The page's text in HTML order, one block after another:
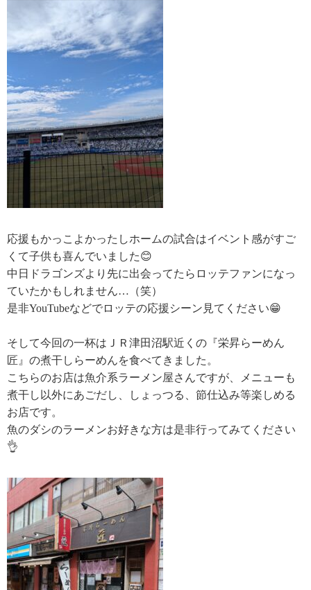
応援もかっこよかったしホームの試合はイベント感がすご
くて子供も喜んでいました😊
中日ドラゴンズより先に出会ってたらロッテファンになっ
ていたかもしれません…（笑）
是非YouTubeなどでロッテの応援シーン見てください😁
そして今回の一杯はＪＲ津田沼駅近くの『栄昇らーめん
匠』の煮干しらーめんを食べてきました。
こちらのお店は魚介系ラーメン屋さんですが、メニューも
煮干し以外にあごだし、しょっつる、節仕込み等楽しめる
お店です。
魚のダシのラーメンお好きな方は是非行ってみてください
👌